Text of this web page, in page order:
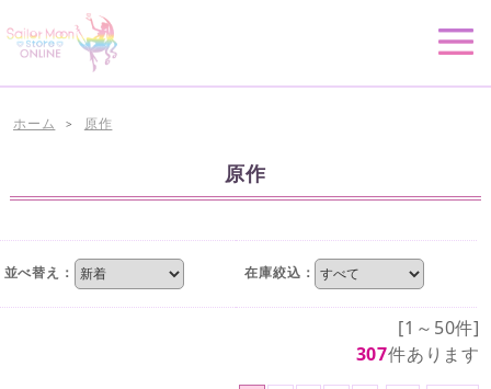
ホーム > 原作
原作
並べ替え： 在庫絞込：
[1～50件]
307件あります